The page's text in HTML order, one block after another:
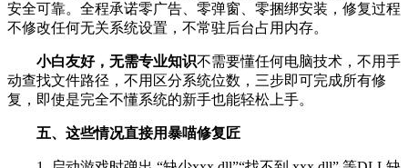
安全可靠。全程承诺零广告、零弹窗、零捆绑安装，修复过程
不修改任何无关系统设置，不常驻后台占用内存。
小白友好，无需专业知识不需要懂任何电脑技术，不用手
动查找文件路径，不用区分系统位数，三步即可完成所有修
复，即使是完全不懂系统的新手也能轻松上手。
五、这些情况直接用暴喵修复匠